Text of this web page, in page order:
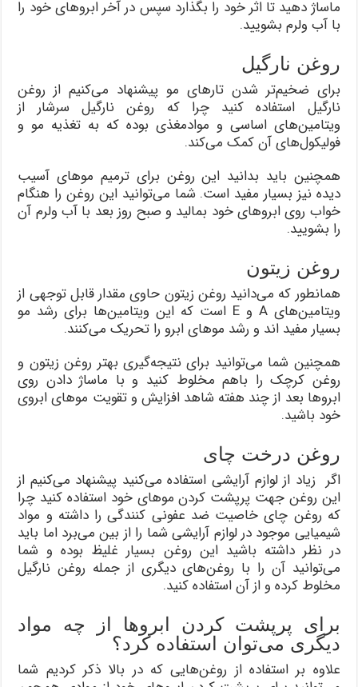
ماساژ دهید تا اثر خود را بگذارد سپس در آخر ابروهای خود را
با آب ولرم بشویید.
روغن نارگیل
برای ضخیم‌تر شدن تارهای مو پیشنهاد می‌کنیم از روغن
نارگیل استفاده کنید چرا که روغن نارگیل سرشار از
ویتامین‌های اساسی و موادمغذی بوده که به تغذیه مو و
فولیکول‌های آن کمک می‌کند.
همچنین باید بدانید این روغن برای ترمیم موهای آسیب
دیده نیز بسیار مفید است. شما می‌توانید این روغن را هنگام
خواب روی ابروهای خود بمالید و صبح روز بعد با آب ولرم آن
را بشویید.
روغن زیتون
همانطور که می‌دانید روغن زیتون حاوی مقدار قابل توجهی از
ویتامین‌های A و E است که این ویتامین‌ها برای رشد مو
بسیار مفید اند و رشد موهای ابرو را تحریک می‌کنند.
همچنین شما می‌توانید برای نتیجه‌گیری بهتر روغن زیتون و
روغن کرچک را باهم مخلوط کنید و با ماساژ دادن روی
ابروها بعد از چند هفته شاهد افزایش و تقویت موهای ابروی
خود باشید.
روغن درخت چای
اگر زیاد از لوازم آرایشی استفاده می‌کنید پیشنهاد می‌کنیم از
این روغن جهت پرپشت کردن موهای خود استفاده کنید چرا
که روغن چای خاصیت ضد عفونی کنندگی را داشته و مواد
شیمیایی موجود در لوازم آرایشی شما را از بین می‌برد اما باید
در نظر داشته باشید این روغن بسیار غلیظ بوده و شما
می‌توانید آن را با روغن‌های دیگری از جمله روغن نارگیل
مخلوط کرده و از آن استفاده کنید.
برای پرپشت کردن ابروها از چه مواد
دیگری می‌توان استفاده کرد؟
علاوه بر استفاده از روغن‌هایی که در بالا ذکر کردیم شما